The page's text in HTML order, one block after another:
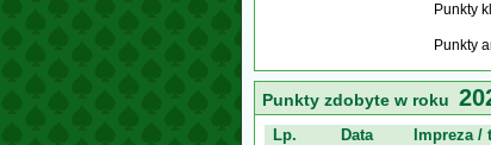
Punkty
Punkty
Punkty zdobyte w roku
Lp. Data Impreza /